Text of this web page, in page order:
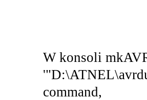
W konsoli
command,